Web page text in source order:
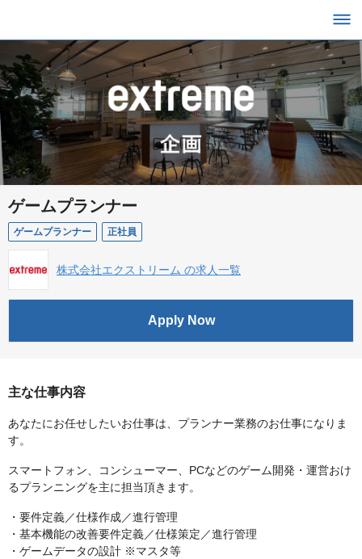
ゲームプランナー
ゲームプランナー 正社員
株式会社エクストリーム の求人一覧
Apply Now
主な仕事内容
あなたにお任せしたいお仕事は、プランナー業務のお仕事になりま
す。
スマートフォン、コンシューマー、PCなどのゲーム開発・運営おけ
るプランニングを主に担当頂きます。
・要件定義／仕様作成／進行管理
・基本機能の改善要件定義／仕様策定／進行管理
・ゲームデータの設計 ※マスタ等